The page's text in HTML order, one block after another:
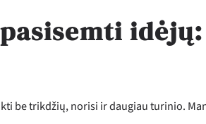
be trikdžių, norisi ir daugiau turinio.